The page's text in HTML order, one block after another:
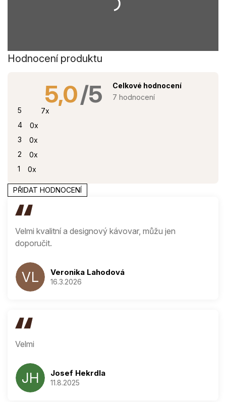
Hodnocení produktu
5,0
Průměrné
7 hodnocení
5
7x
4
0x
3
0x
2
0x
1
0x
PŘIDAT HODNOCENÍ
VL Veronika Lahodová
16.3.2026
Velmi kvalitní a designový kávovar, můžu jen
doporučit.
JH Josef Hekrdla
11.8.2025
Velmi